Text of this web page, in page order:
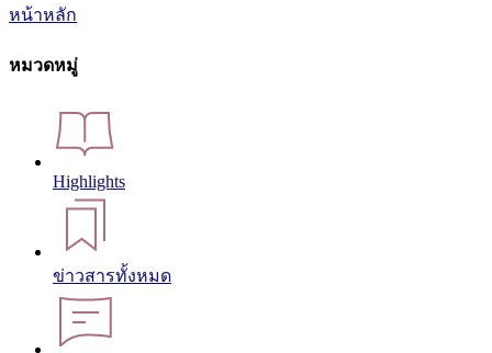
หน้าหลัก
หมวดหมู่
Highlights
ข่าวสารทั้งหมด